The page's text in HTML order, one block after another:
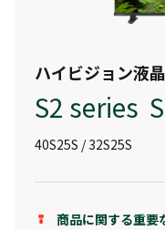
ハイビジョン液
S2 series
40S25S / 32S25S
商品に関する重要